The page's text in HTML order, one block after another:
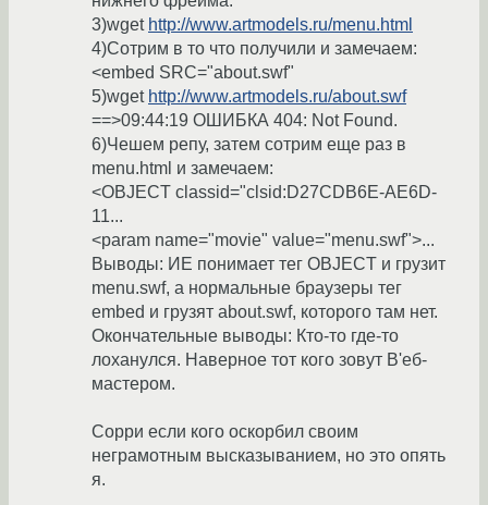
3)wget http://www.artmodels.ru/menu.html
4)Сотрим в то что получили и замечаем:
<embed SRC="about.swf"
5)wget http://www.artmodels.ru/about.swf
==>09:44:19 ОШИБКА 404: Not Found.
6)Чешем репу, затем сотрим еще раз в
menu.html и замечаем:
<OBJECT classid="clsid:D27CDB6E-AE6D-
11...
<param name="movie" value="menu.swf">...
Выводы: ИЕ понимает тег OBJECT и грузит
menu.swf, а нормальные браузеры тег
embed и грузят about.swf, которого там нет.
Окончательные выводы: Кто-то где-то
лоханулся. Наверное тот кого зовут В'еб-
мастером.
Сорри если кого оскорбил своим
неграмотным высказыванием, но это опять
я.